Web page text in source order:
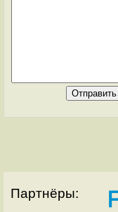
Партнёры: